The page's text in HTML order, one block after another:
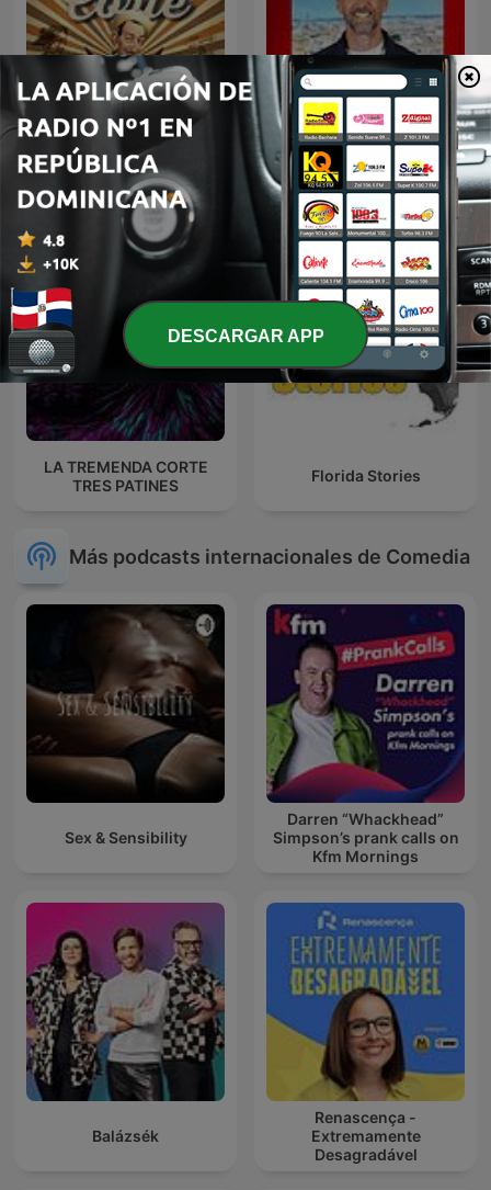
La Tremenda Corte
L'œil de Philippe
Caverivière
LA TREMENDA CORTE
TRES PATINES
Florida Stories
Más podcasts internacionales de Comedia
Sex & Sensibility
Darren “Whackhead”
Simpson’s prank calls on
Kfm Mornings
Balázsék
Renascença -
Extremamente
Desagradável
DESCARGAR APP